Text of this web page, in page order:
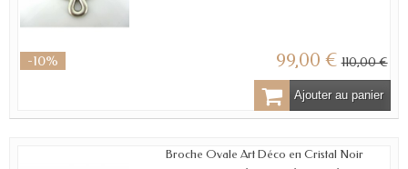
-10% 99,00 € 110,00 €
Ajouter au panier
Broche Ovale Art Déco en Cristal Noir